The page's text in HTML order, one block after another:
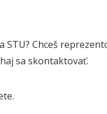
Chceš
sa skontaktovať.